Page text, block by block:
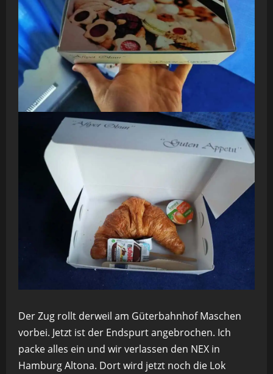
Der Zug rollt derweil am Güterbahnhof Maschen
vorbei. Jetzt ist der Endspurt angebrochen. Ich
packe alles ein und wir verlassen den NEX in
Hamburg Altona. Dort wird jetzt noch die Lok